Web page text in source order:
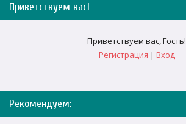
Приветствуем вас!
Приветствуем вас,Гость!
Регистрация | Вход
Рекомендуем: